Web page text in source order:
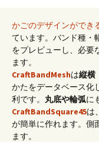
かごのデザインができ
ています。バンド種・
をプレビューし、必要
ます。
CraftBandMeshは縦横
かたをデータベース化
利です。 丸底や輪弧に
CraftBandSquare45は、
が簡単に作れます。側
ます。